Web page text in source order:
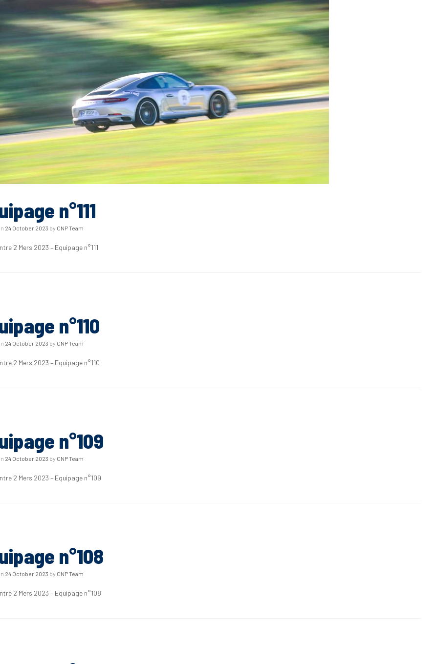
n°111
24 October 2023 by CNP Team
2 Mers 2023 – Equipage n°111
n°110
24 October 2023 by CNP Team
2 Mers 2023 – Equipage n°110
n°109
24 October 2023 by CNP Team
2 Mers 2023 – Equipage n°109
n°108
24 October 2023 by CNP Team
2 Mers 2023 – Equipage n°108